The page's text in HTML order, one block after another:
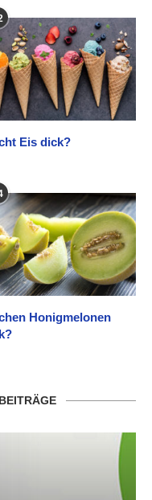
Eis dick?
Honigmelonen